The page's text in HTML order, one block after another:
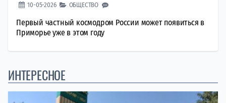
10-05-2026 ОБЩЕСТВО
Первый частный космодром России может появиться в
Приморье уже в этом году
ИНТЕРЕСНОЕ